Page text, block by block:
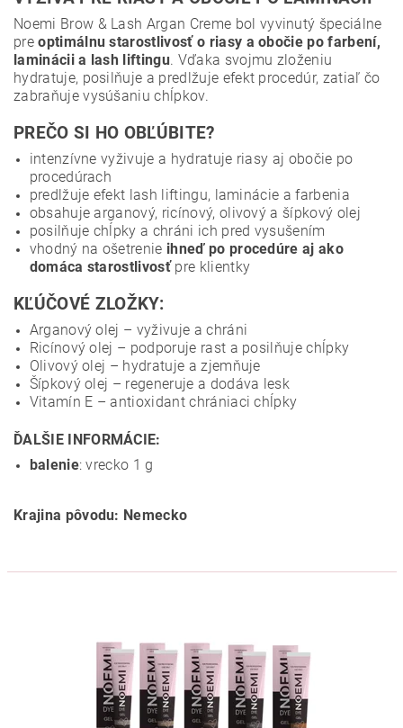
Noemi Brow & Lash Argan Creme bol vyvinutý špeciálne
preoptimálnu starostlivosť o riasy a obočie po farbení,
laminácii a lash liftingu. Vďaka svojmu zloženiu
hydratuje, posilňuje a predlžuje efekt procedúr, zatiaľ čo
zabraňuje vysúšaniu chĺpkov.
PREČO SI HO OBĽÚBITE?
intenzívne vyživuje a hydratuje riasy aj obočie po
procedúrach
predlžuje efekt lash liftingu, laminácie a farbenia
obsahuje arganový, ricínový, olivový a šípkový olej
posilňuje chĺpky a chráni ich pred vysušením
vhodný na ošetrenie ihneď po procedúre aj ako
domáca starostlivosťpre klientky
KĽÚČOVÉ ZLOŽKY:
Arganový olej – vyživuje a chráni
Ricínový olej – podporuje rast a posilňuje chĺpky
Olivový olej – hydratuje a zjemňuje
Šípkový olej – regeneruje a dodáva lesk
Vitamín E – antioxidant chrániaci chĺpky
ĎALŠIE INFORMÁCIE:
balenie: vrecko 1 g
Krajina pôvodu: Nemecko